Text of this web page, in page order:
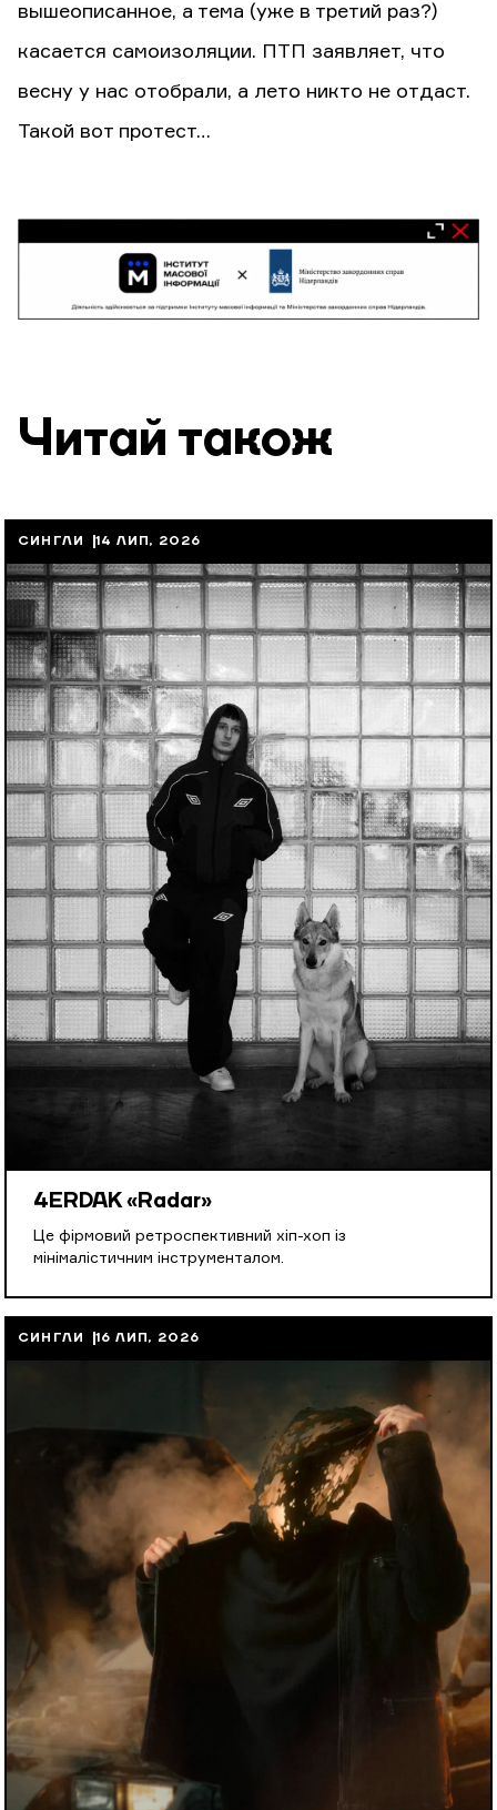
вышеописанное, а тема (уже в третий раз?)
касается самоизоляции. ПТП заявляет, что
весну у нас отобрали, а лето никто не отдаст.
Такой вот протест…
Читай також
СИНГЛИ 14 ЛИП, 2026
4ERDAK «Radar»
Це фірмовий ретроспективний хіп-хоп із
мінімалістичним інструменталом.
СИНГЛИ 16 ЛИП, 2026